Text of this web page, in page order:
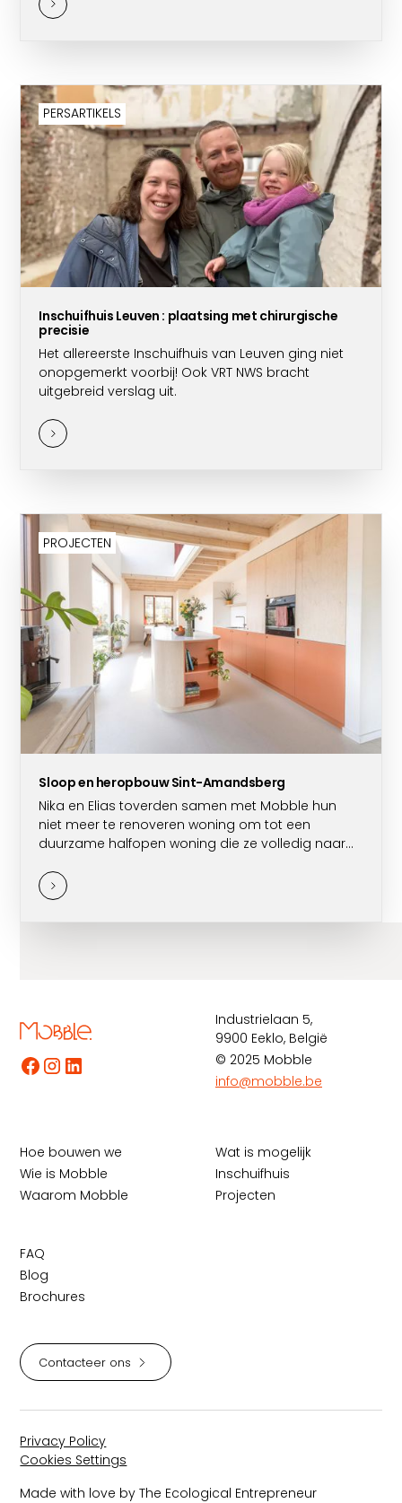
PERSARTIKELS
Inschuifhuis Leuven : plaatsing met chirurgische
precisie
Het allereerste Inschuifhuis van Leuven ging niet
onopgemerkt voorbij! Ook VRT NWS bracht
uitgebreid verslag uit.
PROJECTEN
Sloop en heropbouw Sint-Amandsberg
Nika en Elias toverden samen met Mobble hun
niet meer te renoveren woning om tot een
duurzame halfopen woning die ze volledig naar
Industrielaan 5,
9900 Eeklo, België
© 2025 Mobble
info@mobble.be
Hoe bouwen we
Wie is Mobble
Waarom Mobble
Wat is mogelijk
Inschuifhuis
Projecten
FAQ
Blog
Brochures
Contacteer ons
Made with love by The Ecological Entrepreneur
Privacy Policy
Cookies Settings